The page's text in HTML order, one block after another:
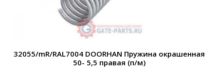
32055/mR/RAL7004 DOORHAN Пружина окрашенная
50- 5,5 правая (п/м)